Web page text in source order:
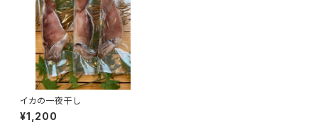
イカの一夜干し
¥1,200